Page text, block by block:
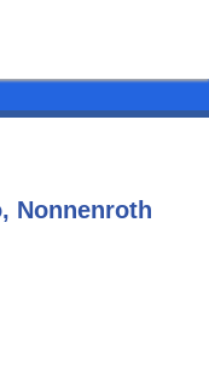
Nonnenroth